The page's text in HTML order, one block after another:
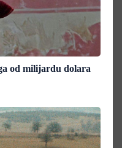
od milijardu dolara